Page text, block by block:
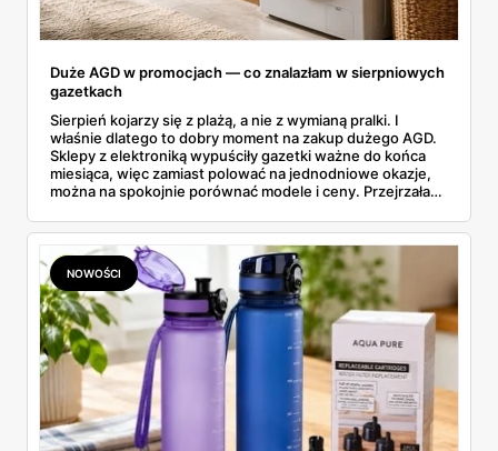
Duże AGD w promocjach — co znalazłam w sierpniowych
gazetkach
Sierpień kojarzy się z plażą, a nie z wymianą pralki. I
właśnie dlatego to dobry moment na zakup dużego AGD.
Sklepy z elektroniką wypuściły gazetki ważne do końca
miesiąca, więc zamiast polować na jednodniowe okazje,
można na spokojnie porównać modele i ceny. Przejrzałam
znalazłam, z cenami i terminami.
NOWOŚCI